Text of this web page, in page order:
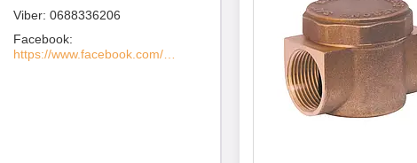
0688336206
Facebook